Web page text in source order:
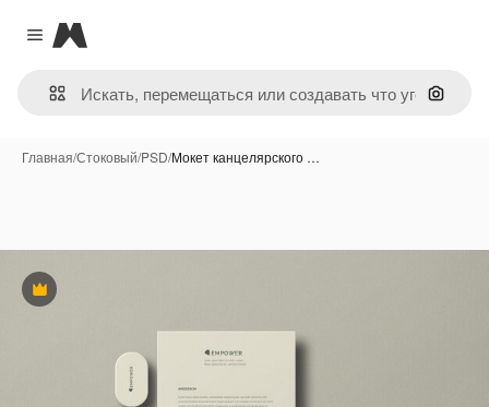
Close menu
Magnific
Поиск
Главная/Стоковый/PSD/Мокет канцелярского …
Премиум